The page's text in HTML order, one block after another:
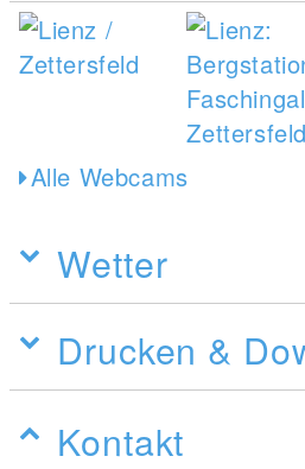
Alle Webcams
Wetter
Drucken &
Kontakt